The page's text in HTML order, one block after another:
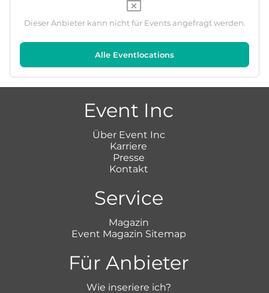
Dieser Anbieter kann nicht für Events angefragt werden.
Alle Eventlocations
Event Inc
Über Event Inc
Karriere
Presse
Kontakt
Service
Magazin
Event Magazin Sitemap
Für Anbieter
Wie inseriere ich?